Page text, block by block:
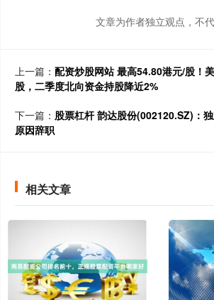
文章为作者独立观点，不
上一篇： 配资炒股网站 最高54.80港元/股！
股，二季度北向资金持股降近2%
下一篇： 股票杠杆 韵达股份(002120.SZ)：
原因辞职
相关文章